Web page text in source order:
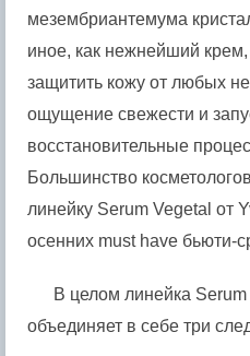
мезембриантемума
иное, как нежнейший
защитить кожу от любых
ощущение свежести и
восстановительные
Большинство
линейку Serum Vegetal от
осенних must have бьюти-
В целом линейка
объединяет в себе три